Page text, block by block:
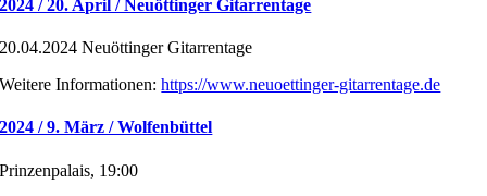
2024 / 20. April / Neuöttinger Gitarrentage
20.04.2024 Neuöttinger Gitarrentage
Weitere Informationen:https://www.neuoettinger-gitarrentage.de
2024 / 9. März / Wolfenbüttel
Prinzenpalais, 19:00